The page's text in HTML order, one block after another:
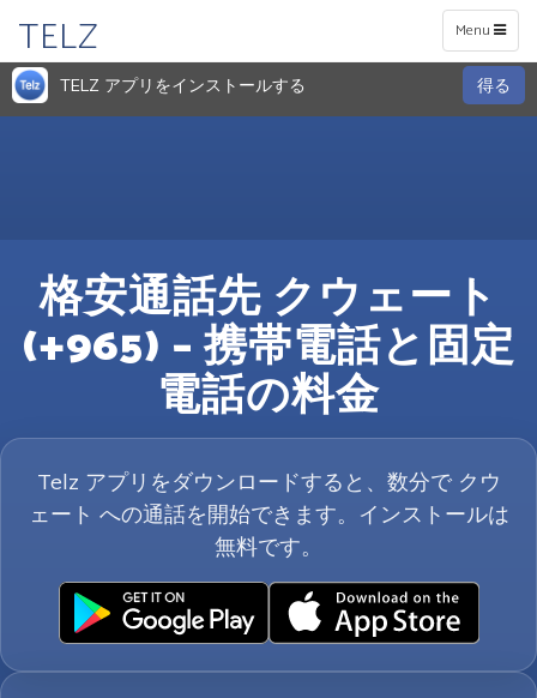
Toggle
navigation
Menu
TELZ
TELZ アプリをインストールする 得る
格安通話先 クウェート
(+965) – 携帯電話と固定
電話の料金
Telz アプリをダウンロードすると、数分で クウ
ェート への通話を開始できます。インストールは
無料です。